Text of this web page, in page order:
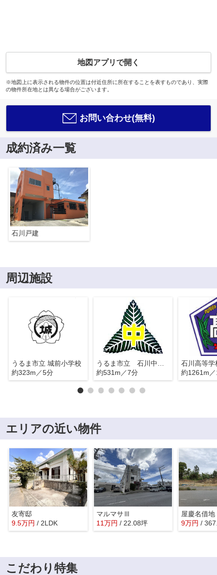
地図アプリで開く
※地図上に表示される物件の位置は付近住所に所在することを表すものであり、実際
の物件所在地とは異なる場合がございます。
お問い合わせ(無料)
成約済み一覧
石川戸建
周辺施設
うるま市立 城前小学校
約323m／5分
約531m／7分
石川高等学
約1261m
エリアの近い物件
友寄邸
9.5万円 / 2LDK
マルマサⅢ
11万円 / 22.08坪
屋慶名借地
9万円 /
こだわり特集